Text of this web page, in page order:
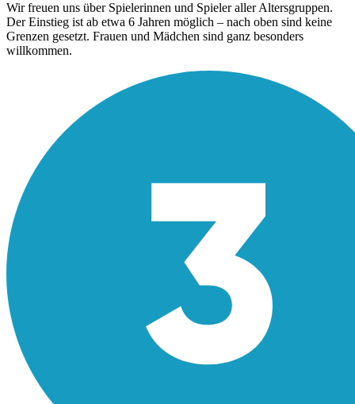
Wir freuen uns über Spielerinnen und Spieler aller Altersgruppen.
Der Einstieg ist ab etwa 6 Jahren möglich – nach oben sind keine
Grenzen gesetzt. Frauen und Mädchen sind ganz besonders
willkommen.